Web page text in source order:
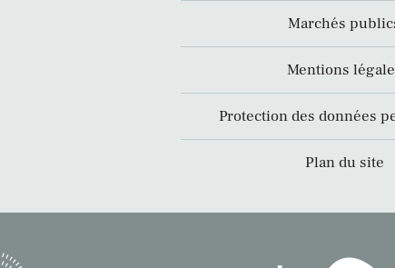
Marchés
Mentions
Protection des données
Plan du site